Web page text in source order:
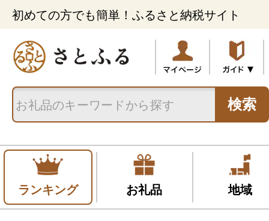
初めての方でも簡単！ふるさと納税サイト
検索
ランキング お礼品 地域